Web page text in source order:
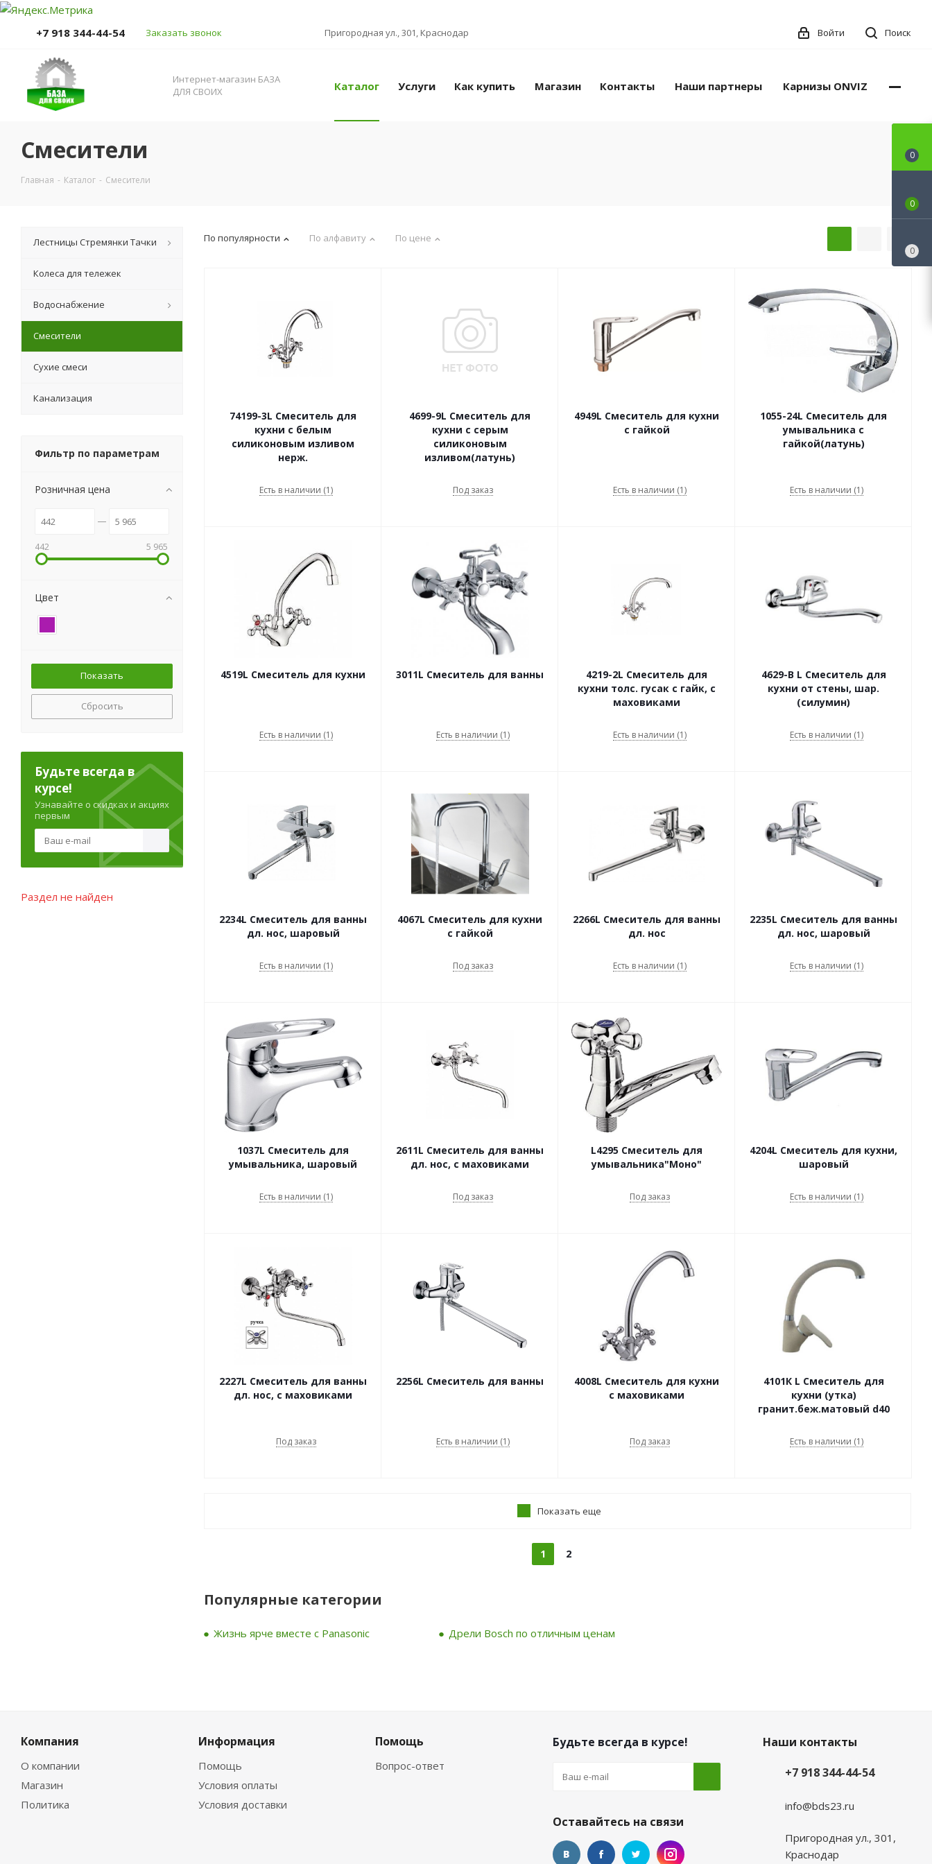
+7 918 344-44-54 Заказать звонок Пригородная ул., 301, Краснодар Поиск
Войти
Интернет-магазин БАЗА
ДЛЯ СВОИХ
Каталог Услуги Как купить Магазин Контакты Наши партнеры Карнизы ONVIZ
Смесители
Главная - Каталог - Смесители
По популярности По алфавиту По цене
74199-3L Смеситель для
кухни с белым
силиконовым изливом
нерж.
Есть в наличии (1)
4699-9L Смеситель для
кухни с серым
силиконовым
изливом(латунь)
Под заказ
4949L Смеситель для кухни
с гайкой
Есть в наличии (1)
1055-24L Смеситель для
умывальника с
гайкой(латунь)
Есть в наличии (1)
4519L Смеситель для кухни
Есть в наличии (1)
3011L Смеситель для ванны
Есть в наличии (1)
4219-2L Смеситель для
кухни толс. гусак с гайк, с
маховиками
Есть в наличии (1)
4629-В L Смеситель для
кухни от стены, шар.
(силумин)
Есть в наличии (1)
2234L Смеситель для ванны
дл. нос, шаровый
Есть в наличии (1)
4067L Смеситель для кухни
с гайкой
Под заказ
2266L Смеситель для ванны
дл. нос
Есть в наличии (1)
2235L Смеситель для ванны
дл. нос, шаровый
Есть в наличии (1)
1037L Смеситель для
умывальника, шаровый
Есть в наличии (1)
2611L Смеситель для ванны
дл. нос, с маховиками
Под заказ
L4295 Смеситель для
умывальника"Моно"
Под заказ
4204L Смеситель для кухни,
шаровый
Есть в наличии (1)
2227L Смеситель для ванны
дл. нос, с маховиками
Под заказ
2256L Смеситель для ванны
Есть в наличии (1)
4008L Смеситель для кухни
с маховиками
Под заказ
4101К L Смеситель для
кухни (утка)
гранит.беж.матовый d40
Есть в наличии (1)
Показать еще
1 2
Популярные категории
Жизнь ярче вместе с Panasonic Дрели Bosch по отличным ценам
Лестницы Стремянки Тачки
Колеса для тележек
Водоснабжение
Смесители
Сухие смеси
Канализация
Фильтр по параметрам
Розничная цена
442 5 965
Цвет
Сбросить
Будьте всегда в
курсе!
Узнавайте о скидках и акциях
первым
Раздел не найден
Компания
О компании
Магазин
Политика
Информация
Помощь
Условия оплаты
Условия доставки
Помощь
Вопрос-ответ
Будьте всегда в курсе!
Оставайтесь на связи
Наши контакты
+7 918 344-44-54
info@bds23.ru
Пригородная ул., 301,
Краснодар
0
0
0